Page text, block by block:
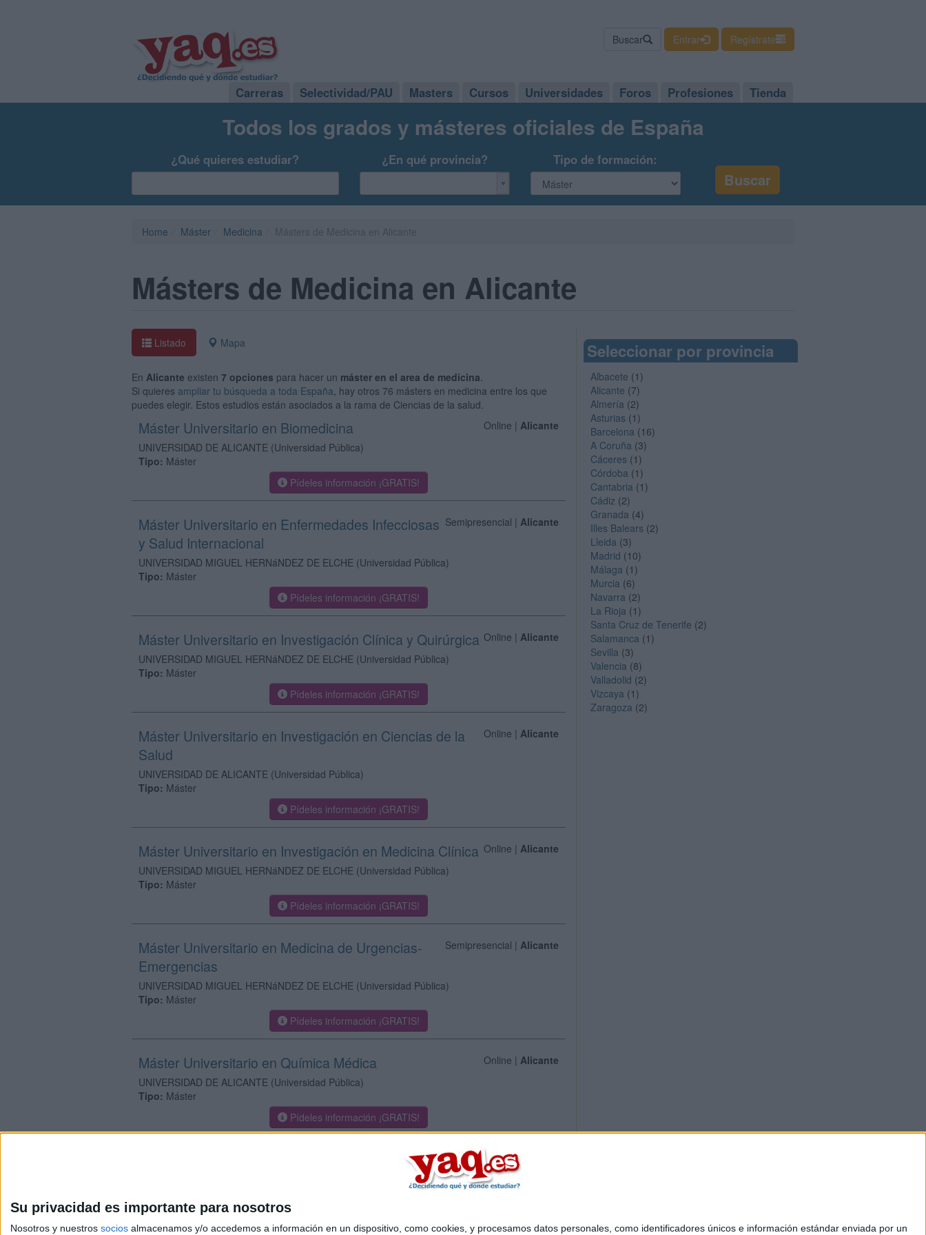
Su privacidad es importante para nosotros
Nosotros y nuestros socios almacenamos y/o accedemos a información en un dispositivo, como cookies, y procesamos datos personales, como identificadores únicos e información estándar enviada por un
Buscar Entrar Regístrate
Carreras Selectividad/PAU Masters Cursos Universidades Foros Profesiones Tienda
Todos los grados y másteres oficiales de España
¿Qué quieres estudiar? ¿En qué provincia? Tipo de formación:
Home Máster Medicina
Másters de Medicina en Alicante
Listado Mapa
En Alicante existen 7 opciones para hacer un máster en el area de medicina.
Si quieres ampliar tu búsqueda a toda España, hay otros 76 másters en medicina entre los que
puedes elegir. Estos estudios están asociados a la rama de Ciencias de la salud.
Online |Alicante
Máster Universitario en Biomedicina
UNIVERSIDAD DE ALICANTE (Universidad Pública)
Tipo: Máster
Pídeles información ¡GRATIS!
Semipresencial |Alicante
Máster Universitario en Enfermedades Infecciosas
y Salud Internacional
UNIVERSIDAD MIGUEL HERNáNDEZ DE ELCHE (Universidad Pública)
Tipo: Máster
Pídeles información ¡GRATIS!
Online |Alicante
Máster Universitario en Investigación Clínica y Quirúrgica
UNIVERSIDAD MIGUEL HERNáNDEZ DE ELCHE (Universidad Pública)
Tipo: Máster
Pídeles información ¡GRATIS!
Online |Alicante
Máster Universitario en Investigación en Ciencias de la
Salud
UNIVERSIDAD DE ALICANTE (Universidad Pública)
Tipo: Máster
Pídeles información ¡GRATIS!
Online |Alicante
Máster Universitario en Investigación en Medicina Clínica
UNIVERSIDAD MIGUEL HERNáNDEZ DE ELCHE (Universidad Pública)
Tipo: Máster
Pídeles información ¡GRATIS!
Semipresencial |Alicante
Máster Universitario en Medicina de Urgencias-
Emergencias
UNIVERSIDAD MIGUEL HERNáNDEZ DE ELCHE (Universidad Pública)
Tipo: Máster
Pídeles información ¡GRATIS!
Online |Alicante
Máster Universitario en Química Médica
UNIVERSIDAD DE ALICANTE (Universidad Pública)
Tipo: Máster
Pídeles información ¡GRATIS!
Seleccionar por provincia
Albacete (1)
Alicante (7)
Almería (2)
Asturias (1)
Barcelona (16)
A Coruña (3)
Cáceres (1)
Córdoba (1)
Cantabria (1)
Cádiz (2)
Granada (4)
Illes Balears (2)
Lleida (3)
Madrid (10)
Málaga (1)
Murcia (6)
Navarra (2)
La Rioja (1)
Santa Cruz de Tenerife (2)
Salamanca (1)
Sevilla (3)
Valencia (8)
Valladolid (2)
Vizcaya (1)
Zaragoza (2)